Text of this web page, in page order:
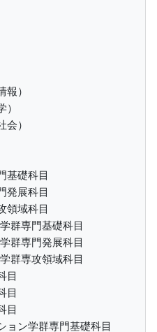
）
）
基礎科目
発展科目
領域科目
群専門基礎科目
群専門発展科目
群専攻領域科目
目
目
目
ョン学群専門基礎科目